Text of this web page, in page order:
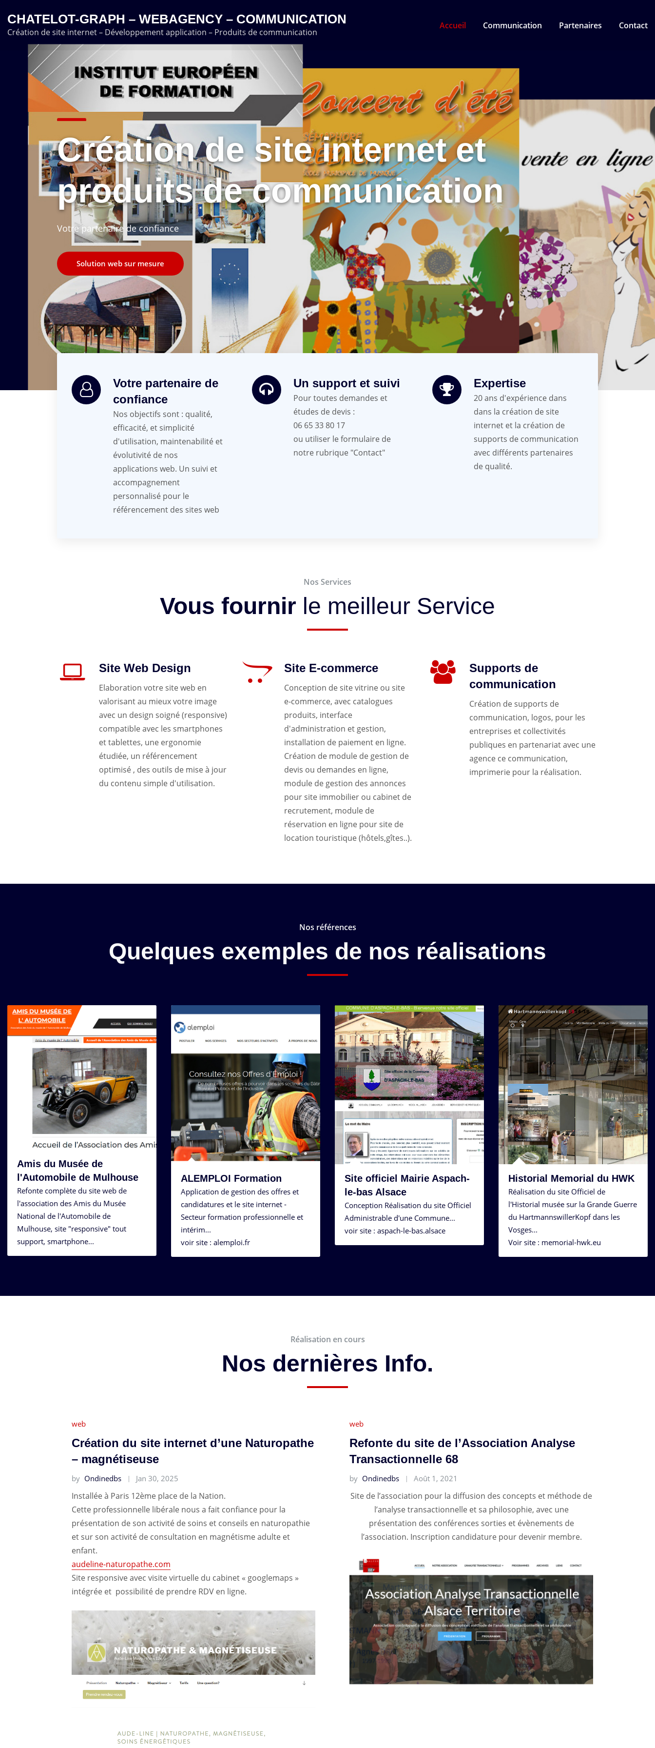
content
CHATELOT-GRAPH – WEBAGENCY – COMMUNICATION
Création de site internet – Développement application – Produits de communication
Accueil Communication Partenaires Contact
Création de site internet et
produits de communication
Votre partenaire de confiance
Solution web sur mesure
Votre partenaire de
confiance
Nos objectifs sont : qualité,
efficacité, et simplicité
d'utilisation, maintenabilité et
évolutivité de nos
applications web. Un suivi et
accompagnement
personnalisé pour le
référencement des sites web
Un support et suivi
Pour toutes demandes et
études de devis :
06 65 33 80 17
ou utiliser le formulaire de
notre rubrique "Contact"
Expertise
20 ans d'expérience dans
dans la création de site
internet et la création de
supports de communication
avec différents partenaires
de qualité.
Nos Services
Vous fournir le meilleur Service
Site Web Design
Elaboration votre site web en
valorisant au mieux votre image
avec un design soigné (responsive)
compatible avec les smartphones
et tablettes, une ergonomie
étudiée, un référencement
optimisé , des outils de mise à jour
du contenu simple d'utilisation.
Site E-commerce
Conception de site vitrine ou site
e-commerce, avec catalogues
produits, interface
d'administration et gestion,
installation de paiement en ligne.
Création de module de gestion de
devis ou demandes en ligne,
module de gestion des annonces
pour site immobilier ou cabinet de
recrutement, module de
réservation en ligne pour site de
location touristique (hôtels,gîtes..).
Supports de
communication
Création de supports de
communication, logos, pour les
entreprises et collectivités
publiques en partenariat avec une
agence ce communication,
imprimerie pour la réalisation.
Nos références
Quelques exemples de nos réalisations
Amis du Musée de
l'Automobile de Mulhouse
Refonte complète du site web de
l'association des Amis du Musée
National de l'Automobile de
Mulhouse, site "responsive" tout
support, smartphone...
ALEMPLOI Formation
Application de gestion des offres et
candidatures et le site internet -
Secteur formation professionnelle et
intérim...
voir site : alemploi.fr
Site officiel Mairie Aspach-
le-bas Alsace
Conception Réalisation du site Officiel
Administrable d'une Commune...
voir site : aspach-le-bas.alsace
Historial Memorial du HWK
Réalisation du site Officiel de
l'Historial musée sur la Grande Guerre
du HartmannswillerKopf dans les
Vosges...
Voir site : memorial-hwk.eu
Réalisation en cours
Nos dernières Info.
web
Création du site internet d’une Naturopathe
– magnétiseuse
by Ondinedbs Jan 30, 2025
Installée à Paris 12ème place de la Nation.
Cette professionnelle libérale nous a fait confiance pour la
présentation de son activité de soins et conseils en naturopathie
et sur son activité de consultation en magnétisme adulte et
enfant.
audeline-naturopathe.com
Site responsive avec visite virtuelle du cabinet « googlemaps »
intégrée et possibilité de prendre RDV en ligne.
web
Refonte du site de l’Association Analyse
Transactionnelle 68
by Ondinedbs Août 1, 2021
Site de l’association pour la diffusion des concepts et méthode de
l’analyse transactionnelle et sa philosophie, avec une
présentation des conférences sorties et évènements de
l’association. Inscription candidature pour devenir membre.